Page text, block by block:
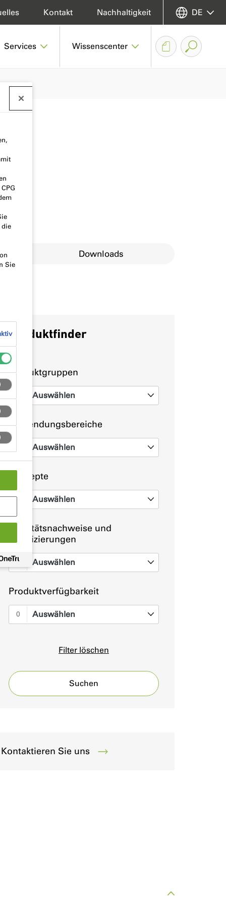
Services Wissenscenter
Kontakt Nachhaltigkeit DE
Downloads
Produktfinder
Produktgruppen
Auswählen
Anwendungsbereiche
Auswählen
Konzepte
0 Auswählen
Qualitätsnachweise und
Zertifizierungen
0 Auswählen
Produktverfügbarkeit
0 Auswählen
Filter löschen
Suchen
Kontaktieren Sie uns
die
Sie